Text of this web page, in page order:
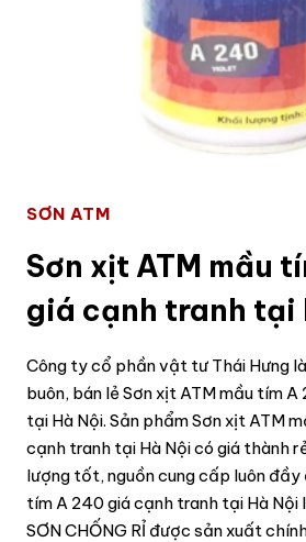
SƠN ATM
Sơn xịt ATM mầu
giá cạnh tranh tại
Công ty cổ phần vật tư Thái Hưng
buôn, bán lẻ Sơn xịt ATM mầu tím
tại Hà Nội. Sản phẩm Sơn xịt ATM
cạnh tranh tại Hà Nội có giá thành
lượng tốt, nguồn cung cấp luôn đầy
tím A 240 giá cạnh tranh tại Hà Nội
SƠN CHỐNG RỈ được sản xuất